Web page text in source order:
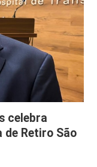
celebra
de Retiro São